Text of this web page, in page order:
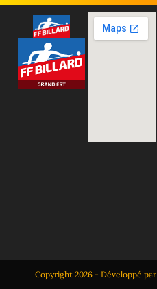
Copyright 2026 - Développé par